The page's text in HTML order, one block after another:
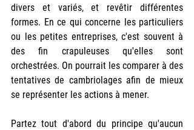
divers et variés, et revêtir différentes
formes. En ce qui concerne les particuliers
ou les petites entreprises, c'est souvent à
des fin crapuleuses qu'elles sont
orchestrées. On pourrait les comparer à des
tentatives de cambriolages afin de mieux
se représenter les actions à mener.
Partez tout d'abord du principe qu'aucun